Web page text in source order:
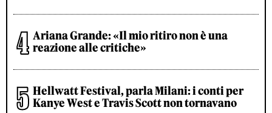
Ariana Grande: «Il mio ritiro non è una
reazione alle critiche»
Hellwatt Festival, parla Milani: i conti per
Kanye West e Travis Scott non tornavano